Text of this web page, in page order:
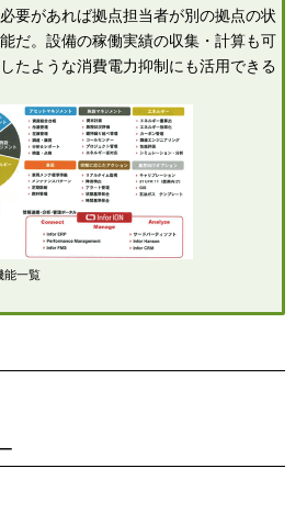
要があれば拠点担当者が別の拠点の状
だ。設備の稼働実績の収集・計算も可
たような消費電力抑制にも活用できる
能一覧